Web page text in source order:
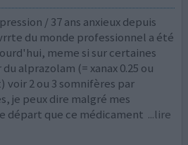
/ 37 ans anxieux depuis
du monde professionnel a été
meme si sur certaines
alprazolam (= xanax 0.25 ou
voir 2 ou 3 somnifères par
je peux dire malgré mes
départ que ce médicament ...lire